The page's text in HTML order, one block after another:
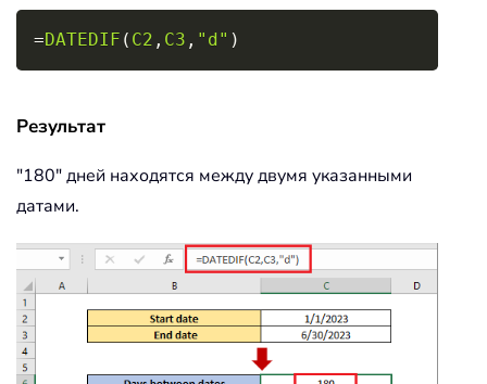
=DATEDIF ( C2 , C3 , "d" )
Результат
"180" дней находятся между двумя указанными
датами.